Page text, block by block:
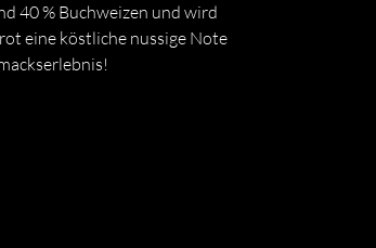
40 % Buchweizen und wird
eine köstliche nussige Note